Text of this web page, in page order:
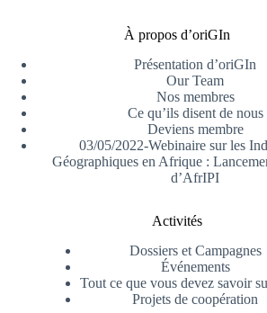
À propos d’oriGIn
Présentation d’oriGIn
Our Team
Nos membres
Ce qu’ils disent de nous
Deviens membre
03/05/2022-Webinaire sur les
Géographiques en Afrique :
d’AfrIPI
Activités
Dossiers et Campagnes
Événements
Tout ce que vous devez savoir
Projets de coopération